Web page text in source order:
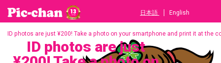
日本語 English
ID photos are just ¥200! Take a photo on your smartphone and print it at the
ID photos are just